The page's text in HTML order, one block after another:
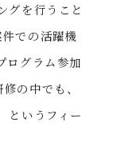
グを行うこと
での活躍機
ログラム参加
の中でも、
というフィー